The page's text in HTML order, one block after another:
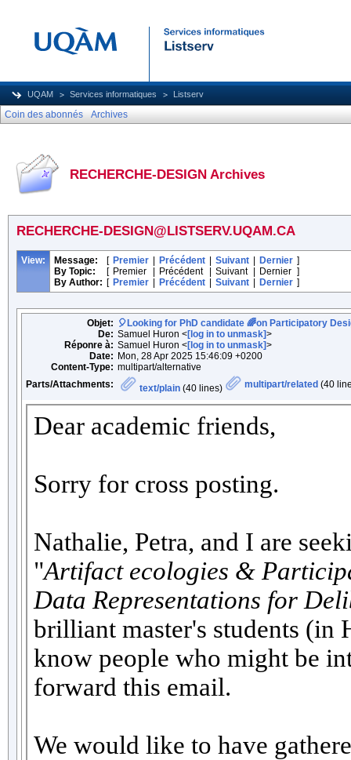
UQAM Services informatiques Listserv
Coin des abonnés Archives
RECHERCHE-DESIGN Archives
RECHERCHE-DESIGN@LISTSERV.UQAM.CA
View: Message: [ Premier Précédent Suivant Dernier ]
By Topic:
[ Premier Précédent Suivant Dernier ]
By Author: [ Premier Précédent Suivant Dernier ]
Objet: 🎈Looking for PhD candidate 🌈on Participatory
De: Samuel Huron <[log in to unmask]>
Réponre à: Samuel Huron <[log in to unmask]>
Date: Mon, 28 Apr 2025 15:46:09 +0200
Content-Type: multipart/alternative
Parts/Attachments:
text/plain (40 lines) multipart/related (40